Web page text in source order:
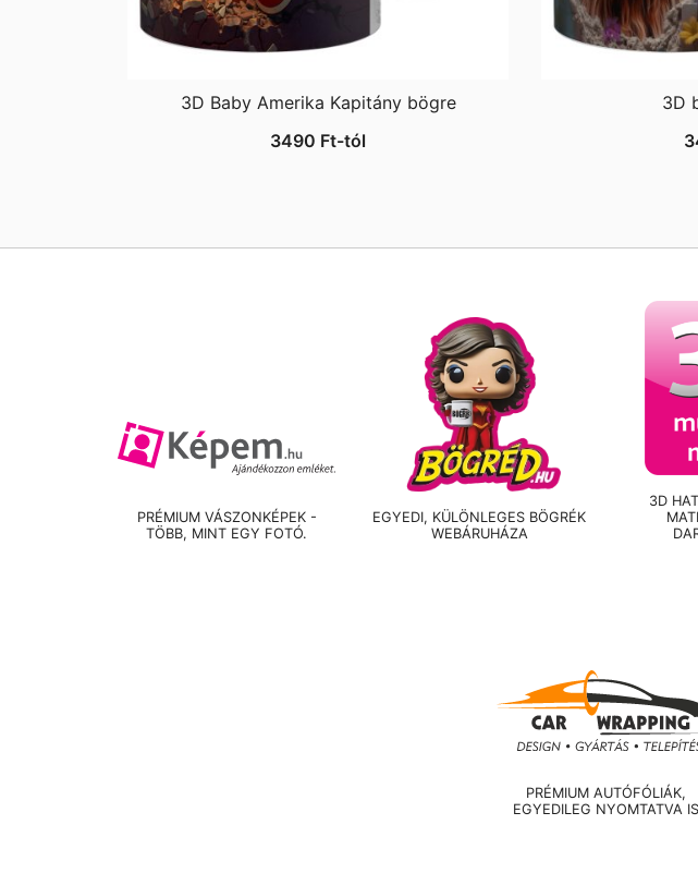
3D Baby Amerika Kapitány bögre
3490 Ft-tól
3D
PRÉMIUM VÁSZONKÉPEK -
TÖBB, MINT EGY FOTÓ.
EGYEDI, KÜLÖNLEGES BÖGRÉK
WEBÁRUHÁZA
3D
PRÉMIUM AUTÓFÓLIÁK,
EGYEDILEG NYOMTATVA IS